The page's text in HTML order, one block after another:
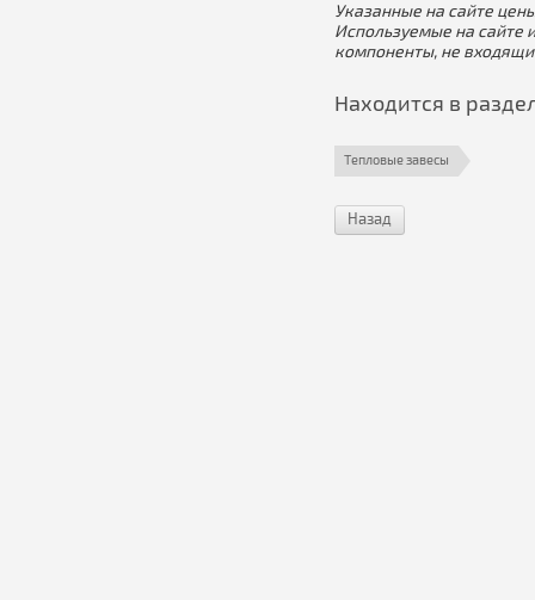
Указанные на сайте
Используемые на сайте
компоненты, не
Находится в
Тепловые завесы
Назад